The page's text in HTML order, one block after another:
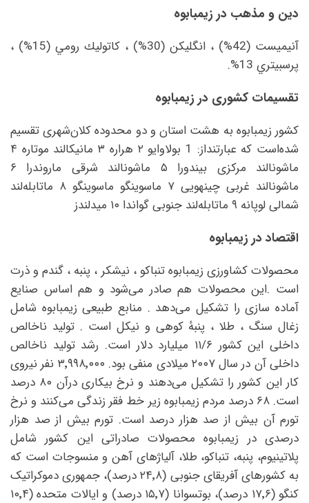
دین و مذهب در زیمبابوه
آنيميست (42%) ، انگليكن (30%) ، كاتوليك رومي (15%) ،
پرسبيتري 13%.
تقسیمات کشوری در زیمبابوه
کشور زیمبابوه به هشت استان و دو محدوده کلان‌شهری تقسیم
شده‌است که عبارتنداز: 1 بولاوایو ۲ هراره ۳ مانیکالند موتاره ۴
ماشونالند مرکزی بیندورا ۵ ماشونالند شرقی ماروندرا ۶
ماشونالند غربی چینهویی ۷ ماسوینگو ماسوینگو ۸ ماتابله‌لند
شمالی لوپانه ۹ ماتابله‌لند جنوبی گواندا ۱۰ میدلندز
اقتصاد در زیمبابوه
محصولات کشاورزی زیمبابوه تنباکو ، نیشکر ، پنبه ، گندم و ذرت
است .این محصولات هم صادر می‌شود و هم اساس صنایع
آماده‌ سازی را تشکیل می‌دهد . منابع طبیعی زیمبابوه شامل
زغال سنگ ، طلا ، پنبهٔ کوهی و نیکل است . تولید ناخالص
داخلی این کشور ۱۱/۶ میلیارد دلار است. رشد تولید ناخالص
داخلی آن در سال ۲۰۰۷ میلادی منفی بود. ۳٬۹۹۸٬۰۰۰ نفر نیروی
کار این کشور را تشکیل می‌دهند و نرخ بیکاری درآن ۸۰ درصد
است. ۶۸ درصد مردم زیمبابوه زیر خط فقر زندگی می‌کنند و نرخ
تورم آن بیش از صد هزار درصد است. تورم بیش از صد هزار
درصدی در زیمبابوه محصولات صادراتی این کشور شامل
پلاتینیوم، پنبه، تنباکو، طلا، آلیاژهای آهن و منسوجات است که
به کشورهای آفریقای جنوبی (۲۴٬۸ درصد)، جمهوری دموکراتیک
کنگو (۱۷٬۶ درصد)، بوتسوانا (۱۵٬۷ درصد) و ایالات متحده (۱۰٬۴